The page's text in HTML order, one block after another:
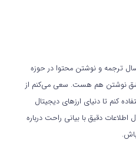
کریپتو آنالیست سابقه بیش از 4 سال ترجمه و نوشتن محتوا در حوزه
عاشق نوشتن هم هست. سعی می‌کنم از
کنم تا دنیای ارزهای دیجیتال
دقیق با بیانی راحت درباره